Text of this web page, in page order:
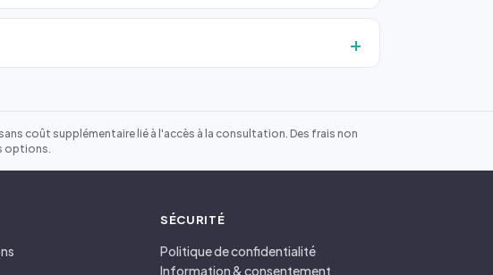
coût supplémentaire lié à l'accès à la consultation. Des frais non
options.
SÉCURITÉ
Politique de confidentialité
Information & consentement